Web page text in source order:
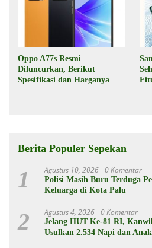
Oppo A77s Resmi
Diluncurkan, Berikut
Spesifikasi dan Harganya
Berita Populer Sepekan
1 Agustus 10, 2026 0 Komentar
Polisi Masih Buru Terduga
Keluarga di Kota Palu
2 Agustus 4, 2026 0 Komentar
Jelang HUT Ke-81 RI,
Usulkan 2.534 Napi dan